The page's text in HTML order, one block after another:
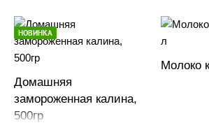
НОВИНКА
Домашняя
замороженная калина,
500гр
Молоко